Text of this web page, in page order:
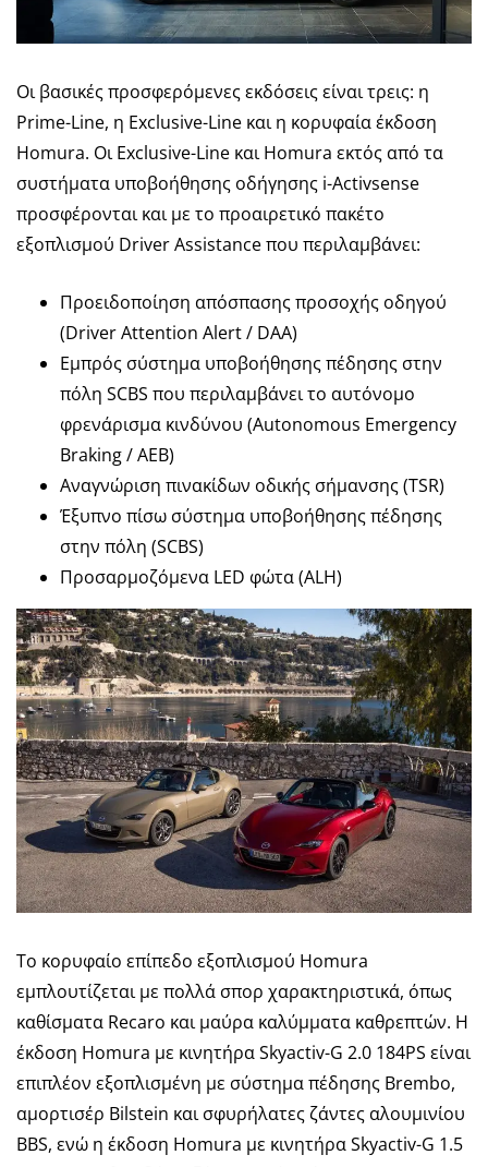
Οι βασικές προσφερόμενες εκδόσεις είναι τρεις: η
Prime-Line, η Exclusive-Line και η κορυφαία έκδοση
Homura. Οι Exclusive-Line και Homura εκτός από τα
συστήματα υποβοήθησης οδήγησης i-Activsense
προσφέρονται και με το προαιρετικό πακέτο
εξοπλισμού Driver Assistance που περιλαμβάνει:
Προειδοποίηση απόσπασης προσοχής οδηγού
(Driver Attention Alert / DAA)
Εμπρός σύστημα υποβοήθησης πέδησης στην
πόλη SCBS που περιλαμβάνει το αυτόνομο
φρενάρισμα κινδύνου (Autonomous Emergency
Braking / AEB)
Αναγνώριση πινακίδων οδικής σήμανσης (TSR)
Έξυπνο πίσω σύστημα υποβοήθησης πέδησης
στην πόλη (SCBS)
Προσαρμοζόμενα LED φώτα (ALH)
Το κορυφαίο επίπεδο εξοπλισμού Homura
εμπλουτίζεται με πολλά σπορ χαρακτηριστικά, όπως
καθίσματα Recaro και μαύρα καλύμματα καθρεπτών. Η
έκδοση Homura με κινητήρα Skyactiv-G 2.0 184PS είναι
επιπλέον εξοπλισμένη με σύστημα πέδησης Brembo,
αμορτισέρ Bilstein και σφυρήλατες ζάντες αλουμινίου
BBS, ενώ η έκδοση Homura με κινητήρα Skyactiv-G 1.5